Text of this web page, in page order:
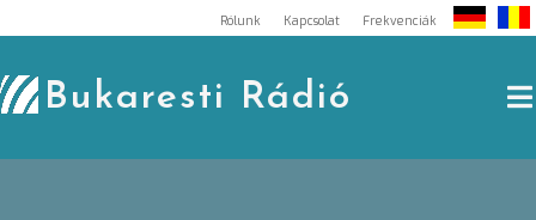
to
content
Rólunk Kapcsolat Frekvenciák
Bukaresti Rádió